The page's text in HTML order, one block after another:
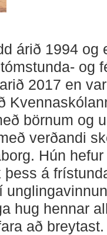
árið 1994
og
2017 en
börnum og
verðandi
Hún
á
hug hennar
að breytast.